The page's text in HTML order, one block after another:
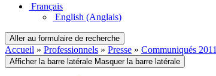
Français
English (Anglais)
Aller au formulaire de recherche
Accueil » Professionnels » Presse » Communiqués 2011
Afficher la barre latérale Masquer la barre latérale